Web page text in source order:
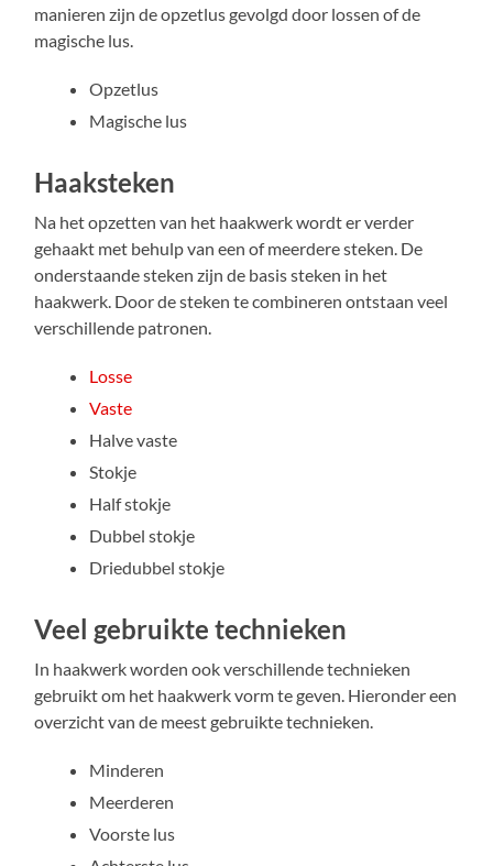
manieren zijn de opzetlus gevolgd door lossen of de
magische lus.
Opzetlus
Magische lus
Haaksteken
Na het opzetten van het haakwerk wordt er verder
gehaakt met behulp van een of meerdere steken. De
onderstaande steken zijn de basis steken in het
haakwerk. Door de steken te combineren ontstaan veel
verschillende patronen.
Losse
Vaste
Halve vaste
Stokje
Half stokje
Dubbel stokje
Driedubbel stokje
Veel gebruikte technieken
In haakwerk worden ook verschillende technieken
gebruikt om het haakwerk vorm te geven. Hieronder een
overzicht van de meest gebruikte technieken.
Minderen
Meerderen
Voorste lus